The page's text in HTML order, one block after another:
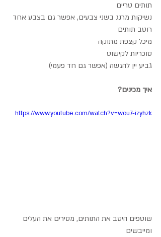
תותים טריים
נשיקות מרנג בשני צבעים, אפשר גם בצבע אחד
רוטב תותים
מיכל קצפת מתוקה
סוכריות לקישוט
גביע יין להגשה (אפשר גם חד פעמי)
איך מכינים?
https://www.youtube.com/watch?v=wou7-izyhzk
שוטפים היטב את התותים, מסירים את העלים
ומייבשים